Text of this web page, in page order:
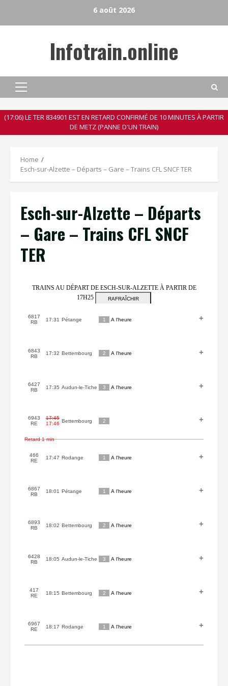
6 août 2026
Infotrain.online
Primary
(17:06) LE TER 834901 EST EN RETARD CONFIRMÉ DE 10 MINUTES À PARTIR
DE METZ (PANNE D'UN TRAIN)
Home
Esch-sur-Alzette – Départs – Gare – Trains CFL SNCF TER
Esch-sur-Alzette – Départs
– Gare – Trains CFL SNCF
TER